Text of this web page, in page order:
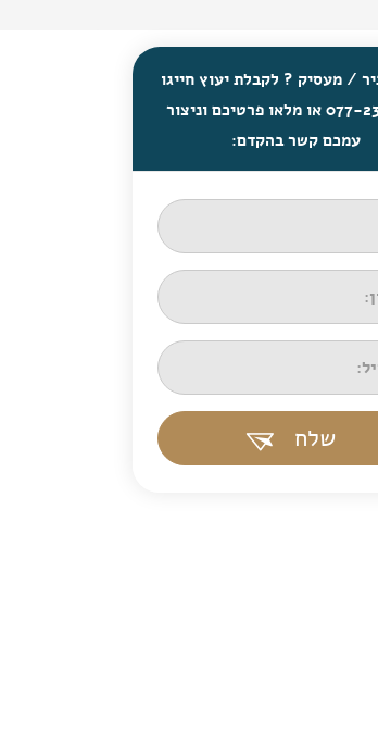
/ מעסיק ? לקבלת יעוץ חייגו
077-2303190 או מלאו פרטיכם וניצור
עמכם קשר בהקדם:
שלח